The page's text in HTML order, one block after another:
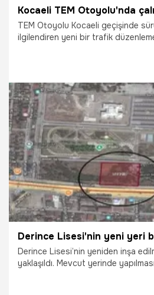
TEM Otoyolu Kocaeli geçişinde
ilgilendiren yeni bir trafik
9.06.2026 Şehirler
Derince Lisesi’nin yeniden inşa
yaklaşıldı. Mevcut yerinde